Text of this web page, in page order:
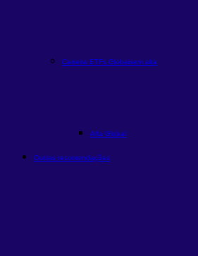
Carteira ETFs Globaisem alta
Alfa Global
Outras recomendações